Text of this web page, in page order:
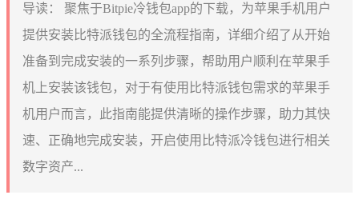
导读：
聚焦于Bitpie冷钱包app的下载，为苹果手机用户
提供安装比特派钱包的全流程指南，详细介绍了从开始
准备到完成安装的一系列步骤，帮助用户顺利在苹果手
机上安装该钱包，对于有使用比特派钱包需求的苹果手
机用户而言，此指南能提供清晰的操作步骤，助力其快
速、正确地完成安装，开启使用比特派冷钱包进行相关
数字资产...